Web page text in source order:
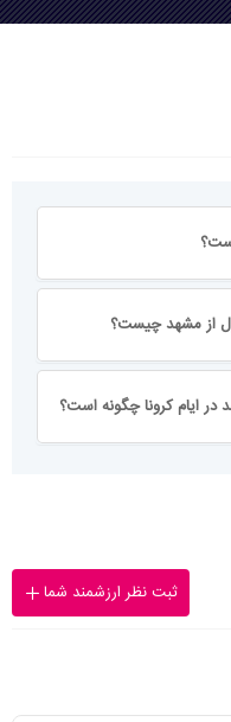
از مشهد چیست؟
ایام کرونا چگونه است؟
ثبت نظر ارزشمند شما